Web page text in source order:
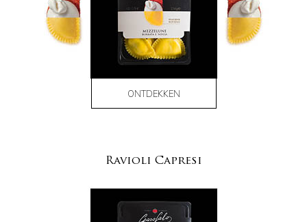
ONTDEKKEN
Ravioli Capresi